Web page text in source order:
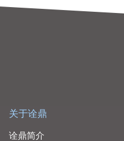
关于诠鼎
诠鼎简介